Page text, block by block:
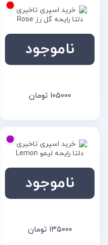
ناموجود
خرید اسپری تاخیری دلتا
رایحه گل رز
۱۰۵۰۰۰ تومان
ناموجود
خرید اسپری تاخیری دلتا
رایحه لیمو
۱۳۵۰۰۰ تومان